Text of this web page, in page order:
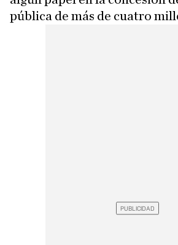
pública de más de cuatro